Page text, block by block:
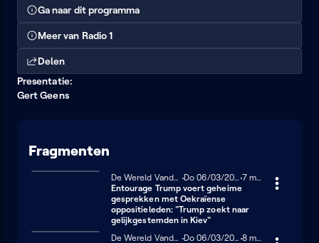
Ga naar dit programma
Meer van Radio 1
Delen
Presentatie:
Gert Geens
Fragmenten
De Wereld Vandaag Donderdag 6 maart 2025
Do 06/03/2025 7 minuten
7 min
Entourage Trump voert geheime
gesprekken met Oekraïense
oppositieleden: "Trump zoekt naar
gelijkgestemden in Kiev"
De Wereld Vandaag Donderdag 6 maart 2025
Do 06/03/2025 8 minuten
8 min